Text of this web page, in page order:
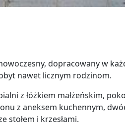
dopracowany w
nawet licznym rodzinom.
z łóżkiem małżeńskim,
z aneksem kuchennym,
stołem i krzesłami.